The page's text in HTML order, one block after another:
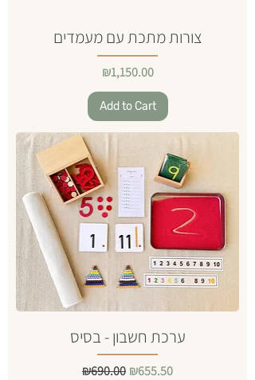
צורות מתכת עם מעמדים
Price
₪1,150.00
Add to Cart
ערכת חשבון - בסיס
Regular Price
₪690.00 Sale Price
₪655.50